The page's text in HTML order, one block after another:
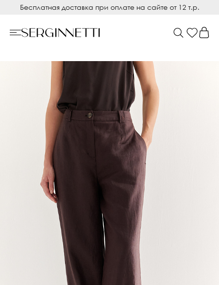
Бесплатная доставка при оплате на сайте от 12 т.р.